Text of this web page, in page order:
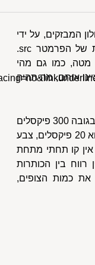
המבזקים, על ידי
הוספת פרמטרים לפני סגירת המרכאות של הפרמטר src.
מטה, כמו גם מהי
אותם, מה תהיה
לדוגמה: נניח שאנחנו רוצים חלון מבזקים בגובה 300 פיקסלים
וברוחב 200 פיקסלים, שבו גודל הפונט הוא 20 פיקסלים, צבע
קו תחתי מתחת
רווח בין הכותרות
את כמות הצופים,